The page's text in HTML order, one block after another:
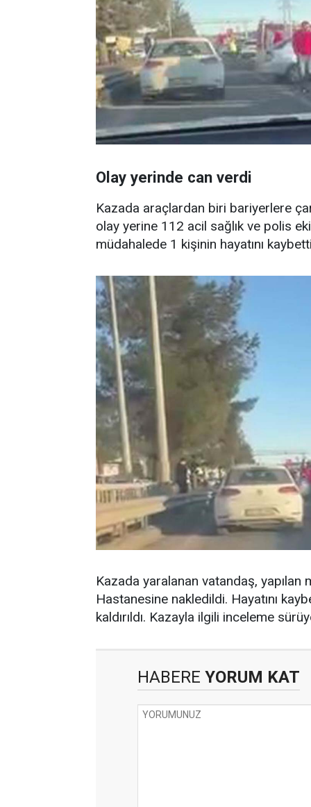
Olay yerinde can verdi
Kazada araçlardan biri bariyerlere
olay yerine 112 acil sağlık ve polis
müdahalede 1 kişinin hayatını
Kazada yaralanan vatandaş, yapılan
Hastanesine nakledildi. Hayatını
kaldırıldı. Kazayla ilgili inceleme
HABERE YORUM KAT